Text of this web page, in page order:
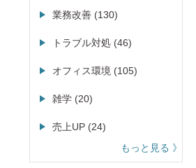
業務改善 (130)
トラブル対処 (46)
オフィス環境 (105)
雑学 (20)
売上UP (24)
もっと見る